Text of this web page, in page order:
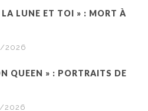
LA LUNE ET TOI » : MORT À
2026
QUEEN » : PORTRAITS DE